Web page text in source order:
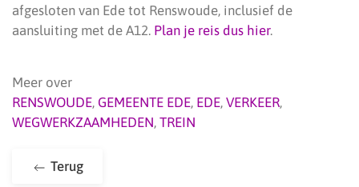
afgesloten van Ede tot Renswoude, inclusief de
aansluiting met de A12. Plan je reis dus hier.
Meer over
RENSWOUDE, GEMEENTE EDE, EDE, VERKEER,
WEGWERKZAAMHEDEN, TREIN
Terug